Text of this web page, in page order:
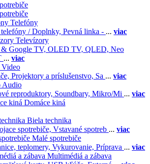
Telefóny
/ Doplnky, Pevná linka - ... viac
Televízory
Google TV, OLED TV, QLED, Neo
... viac
Video
Projektory a príslušenstvo, Sa ... viac
Audio
reproduktory, Soundbary, Mikro/Mi ... viac
Domáce kiná
Biela technika
spotrebiče, Vstavané spotreb ... viac
Malé spotrebiče
teplomery, Vykurovanie, Príprava ... viac
Multimédiá a zábava